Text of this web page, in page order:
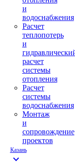
и
водоснабжения
Расчет
теплопотерь
и
расчет
системы
отопления
Расчет
системы
водоснабжения
Монтаж
и
сопровождение
проектов
Казань
expand_more